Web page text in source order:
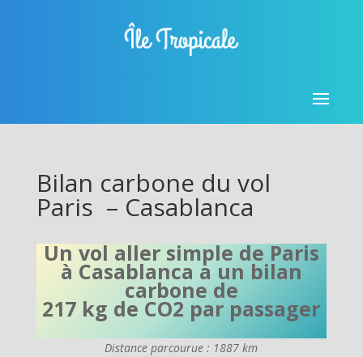
Bilan carbone du vol
Paris – Casablanca
Un vol aller simple de Paris
à Casablanca a un bilan
carbone de
217 kg de CO2 par passager
Distance parcourue : 1887 km